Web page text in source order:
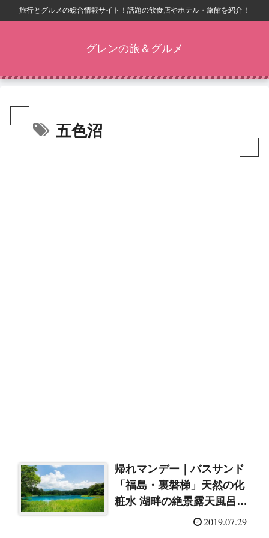
旅行とグルメの総合情報サイト！話題の飲食店やホテル・旅館を紹介！
グレンの旅＆グルメ
五色沼
帰れマンデー｜バスサンド
「福島・裏磐梯」天然の化
粧水 湖畔の絶景露天風呂
2019.07.29